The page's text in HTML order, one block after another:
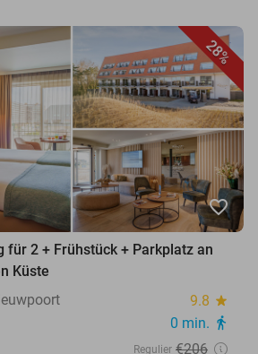
28%
favorite_border
für 2 + Frühstück + Parkplatz an
Küste
9.8 star
0 min. directions_walk
Regulier €206